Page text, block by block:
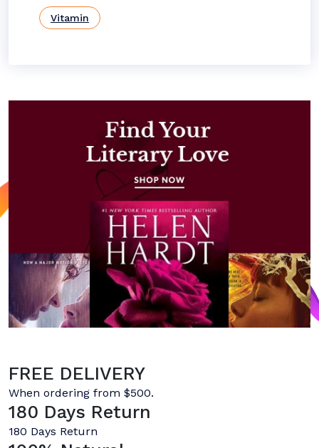
Vitamin
FREE DELIVERY
When ordering from $500.
180 Days Return
180 Days Return